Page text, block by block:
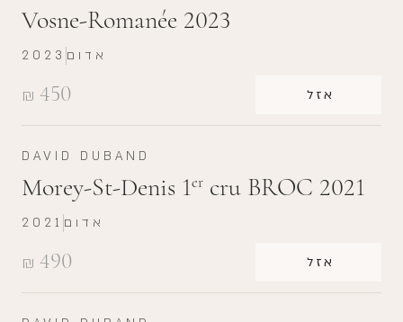
Vosne-Romanée 2023
₪ 450 אזל
2023 אדום
DAVID DUBAND
Morey-St-Denis 1er cru BROC 2021
₪ 490 אזל
2021 אדום